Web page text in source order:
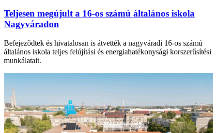
Teljesen megújult a 16-os számú általános iskola
Nagyváradon
Befejeződtek és hivatalosan is átvették a nagyváradi 16-os számú
általános iskola teljes felújítási és energiahatékonysági korszerűsítési
munkálatait.